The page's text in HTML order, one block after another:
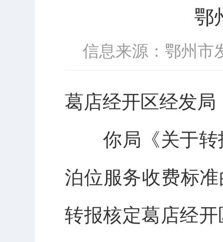
鄂
信息来源：鄂州市
葛店经开区经发局
你局《关于
泊位服务收费标
转报核定葛店经